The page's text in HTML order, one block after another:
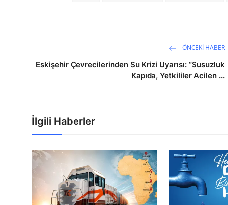
ÖNCEKI HABER
Eskişehir Çevrecilerinden Su Krizi Uyarısı: “Susuzluk
Kapıda, Yetkililer Acilen ...
İlgili Haberler